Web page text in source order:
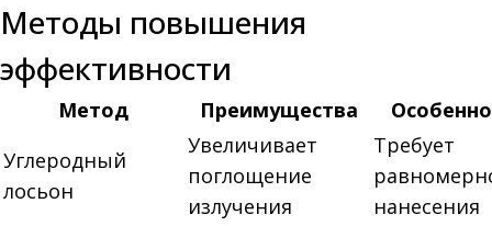
Методы повышения
эффективности
Метод Преимущества
Углеродный
лосьон
Увеличивает
поглощение
излучения
Требует
нанесения